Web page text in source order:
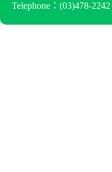
Telephone：(03)478-